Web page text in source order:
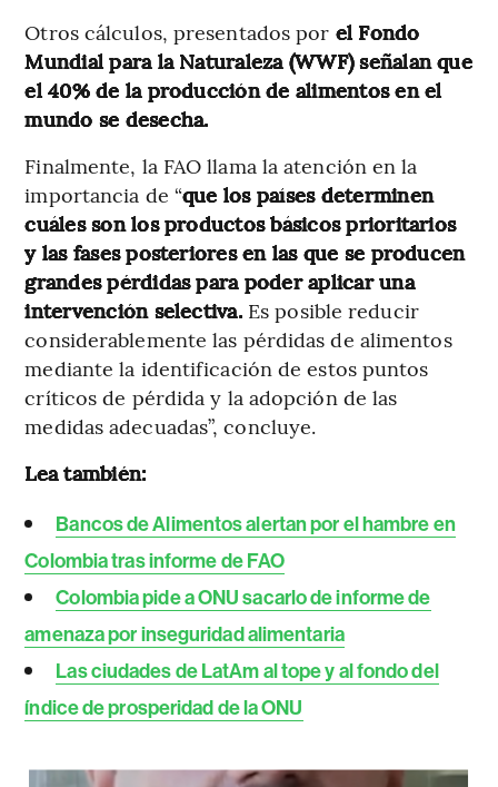
Otros cálculos, presentados por el Fondo
Mundial para la Naturaleza (WWF) señalan que
el 40% de la producción de alimentos en el
mundo se desecha.
Finalmente, la FAO llama la atención en la
importancia de “que los países determinen
cuáles son los productos básicos prioritarios
y las fases posteriores en las que se producen
grandes pérdidas para poder aplicar una
intervención selectiva.Es posible reducir
considerablemente las pérdidas de alimentos
mediante la identificación de estos puntos
críticos de pérdida y la adopción de las
medidas adecuadas”, concluye.
Lea también:
Bancos de Alimentos alertan por el hambre en
Colombia tras informe de FAO
Colombia pide a ONU sacarlo de informe de
amenaza por inseguridad alimentaria
Las ciudades de LatAm al tope y al fondo del
índice de prosperidad de la ONU